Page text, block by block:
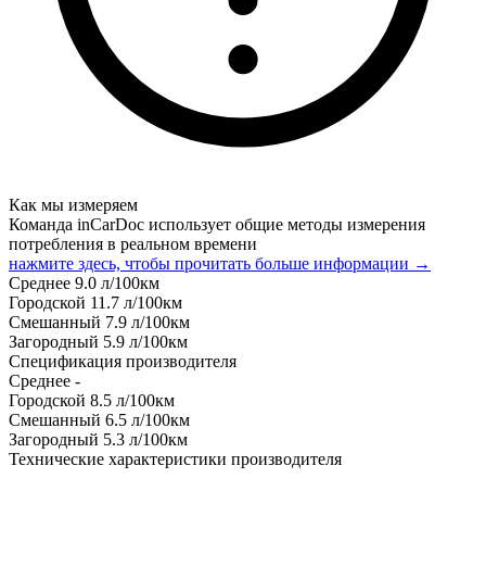
Как мы измеряем
Команда inCarDoc использует общие методы измерения
потребления в реальном времени
нажмите здесь, чтобы прочитать больше информации →
Среднее 9.0 л/100км
Городской 11.7 л/100км
Смешанный 7.9 л/100км
Загородный 5.9 л/100км
Спецификация производителя
Среднее -
Городской 8.5 л/100км
Смешанный 6.5 л/100км
Загородный 5.3 л/100км
Технические характеристики производителя